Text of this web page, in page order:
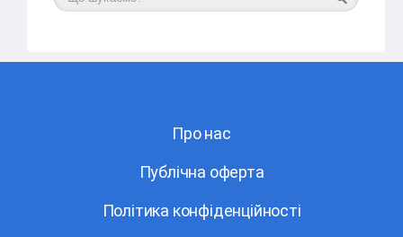
Про нас
Публічна оферта
Політика конфіденційності